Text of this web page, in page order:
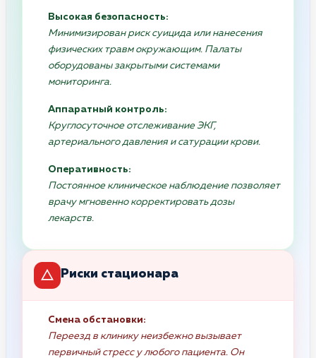
Высокая безопасность:
Минимизирован риск суицида или нанесения
физических травм окружающим. Палаты
оборудованы закрытыми системами
мониторинга.
Аппаратный контроль:
Круглосуточное отслеживание ЭКГ,
артериального давления и сатурации крови.
Оперативность:
Постоянное клиническое наблюдение позволяет
врачу мгновенно корректировать дозы
лекарств.
Риски стационара
Смена обстановки:
Переезд в клинику неизбежно вызывает
первичный стресс у любого пациента. Он